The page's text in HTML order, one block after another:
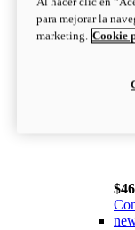
para mejorar la
marketing. Cookie